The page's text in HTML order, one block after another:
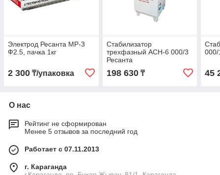
Электрод Ресанта МР-3
Ф2.5, пачка 1кг
2 300 ₸/упаковка
Стабилизатор
трехфазный АСН-6 000/3
Ресанта
198 630₸
000/
45
О нас
Рейтинг не сформирован
Менее 5 отзывов за последний год
Работает с 07.11.2013
г. Караганда